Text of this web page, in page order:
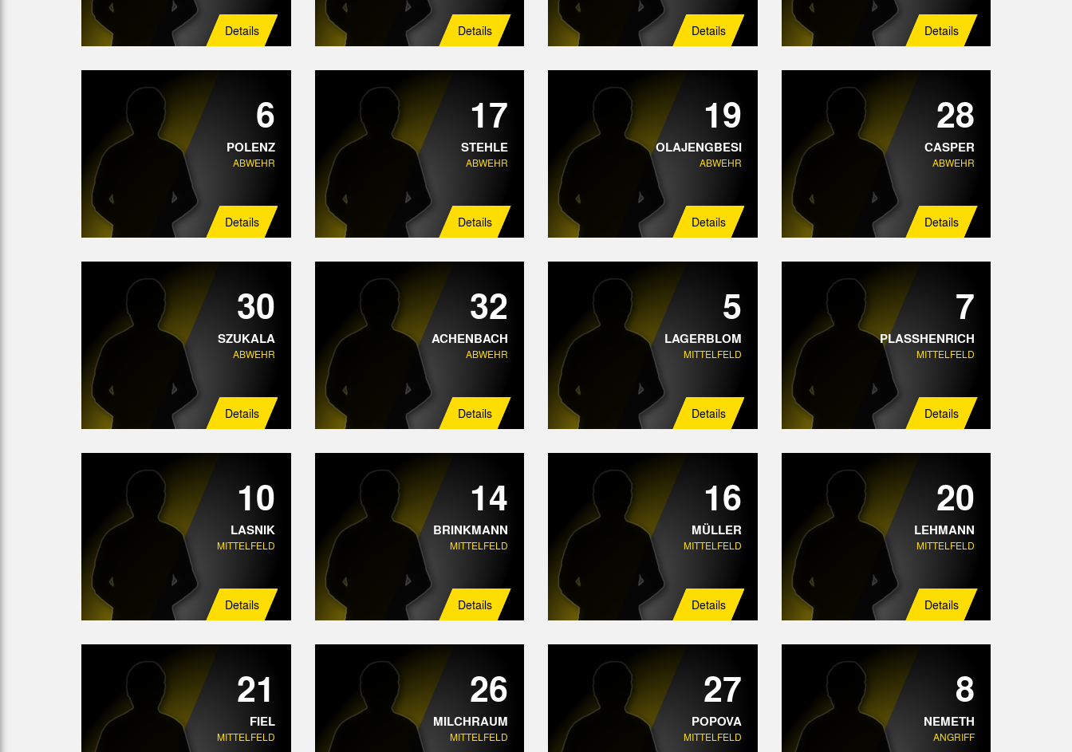
Details Details Details Details
6
POLENZ
ABWEHR
Details
17
STEHLE
ABWEHR
Details
19
OLAJENGBESI
ABWEHR
Details
28
CASPER
ABWEHR
Details
30
SZUKALA
ABWEHR
Details
32
ACHENBACH
ABWEHR
Details
5
LAGERBLOM
MITTELFELD
Details
7
PLASSHENRICH
MITTELFELD
Details
10
LASNIK
MITTELFELD
Details
14
BRINKMANN
MITTELFELD
Details
16
MÜLLER
MITTELFELD
Details
20
LEHMANN
MITTELFELD
Details
21
FIEL
MITTELFELD
26
MILCHRAUM
MITTELFELD
27
POPOVA
MITTELFELD
8
NEMETH
ANGRIFF